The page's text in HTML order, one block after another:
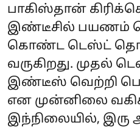
பாகிஸ்தான்
இண்டீசில் பயணம்
கொண்ட டெஸ்ட்
வருகிறது. முதல்
இண்டீஸ் வெற்றி
என முன்னிலை
இந்நிலையில், இரு